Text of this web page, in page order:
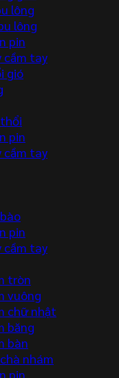
lông
lông
pin
cầm tay
gió
pin
cầm tay
pin
cầm tay
tròn
vuông
chữ nhật
băng
bàn
nhám
pin